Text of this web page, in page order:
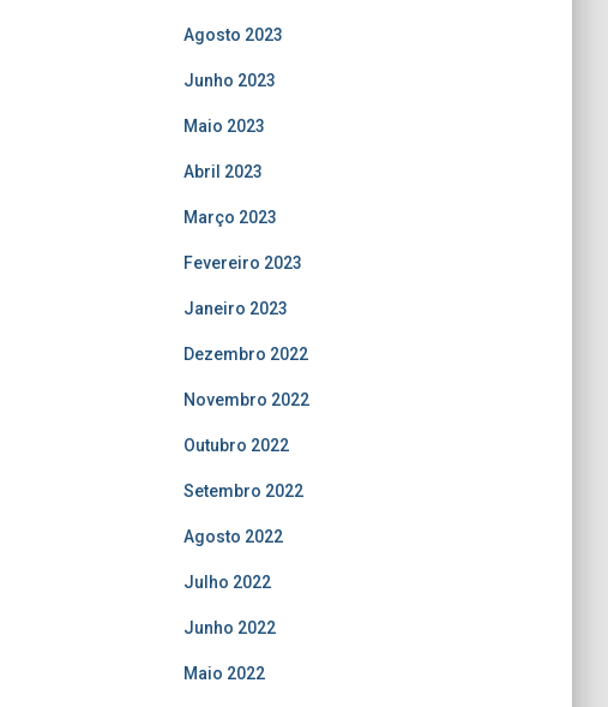
Agosto 2023
Junho 2023
Maio 2023
Abril 2023
Março 2023
Fevereiro 2023
Janeiro 2023
Dezembro 2022
Novembro 2022
Outubro 2022
Setembro 2022
Agosto 2022
Julho 2022
Junho 2022
Maio 2022